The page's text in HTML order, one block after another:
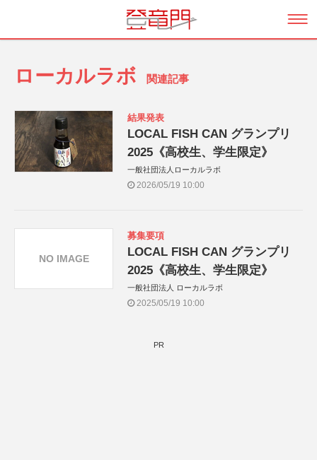
ローカルラボ 関連記事
結果発表
LOCAL FISH CAN グランプリ
2025《高校生、学生限定》
一般社団法人ローカルラボ
2026/05/19 10:00
募集要項
LOCAL FISH CAN グランプリ
2025《高校生、学生限定》
一般社団法人 ローカルラボ
2025/05/19 10:00
NO IMAGE
PR